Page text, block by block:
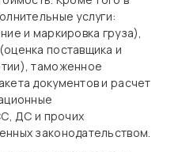
услуги:
и маркировка груза),
поставщика и
таможенное
документов и расчет
ДС и прочих
законодательством.